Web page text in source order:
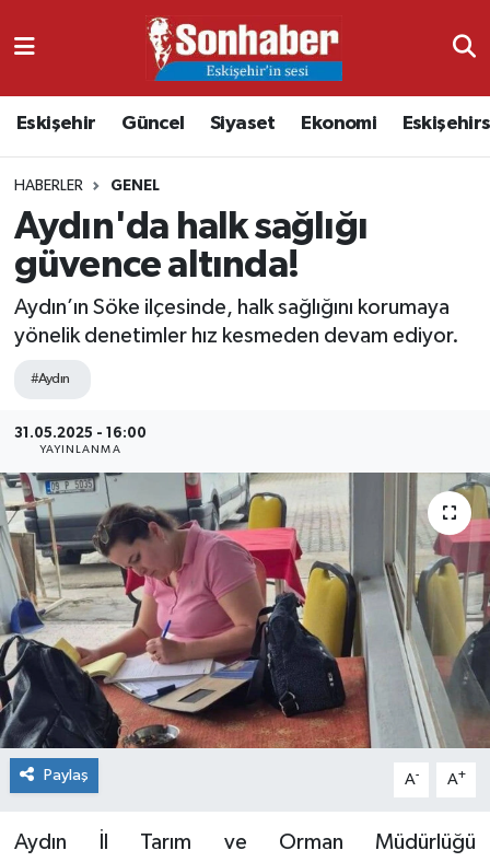
Eskişehir Güncel Siyaset Ekonomi
HABERLER GENEL
Aydın'da halk sağlığı
güvence altında!
Aydın’ın Söke ilçesinde, halk sağlığını korumaya
yönelik denetimler hız kesmeden devam ediyor.
#Aydın
31.05.2025 - 16:00
YAYINLANMA
Paylaş A- A+
Aydın İl Tarım ve Orman Müdürlüğü
Ekonomi
Kültür & Sanat
Sağlık
Siyaset
Spor
Nöbetçi Eczaneler
Namaz Vakitleri
Süper Lig Puan Durumu ve Fikstür
Haber Arşivi